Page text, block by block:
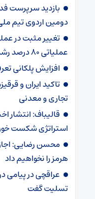
بازدید سرپرست
دومین اردوی تیم
تغییر مثبت در
عملیاتی ۸۰ درصد رشد کرد
افزایش پلکانی
تاکید ایران و
تجاری و معدنی
قالیباف: انتشار
استراتژی شکست
محسن رضایی:
هرمز را نخواهیم داد
عراقچی در پیامی
تسلیت گفت